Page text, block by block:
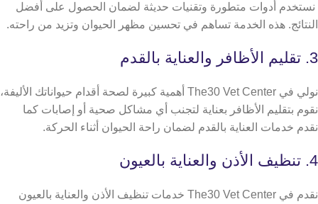
نستخدم أدوات متطورة وتقنيات حديثة لضمان الحصول على أفضل
النتائج. هذه الخدمة تساهم في تحسين مظهر الحيوان وتزيد من راحته.
3. تقليم الأظافر والعناية بالقدم
نولي في The30 Vet Center أهمية كبيرة لصحة أقدام حيواناتك الأليفة،
نقوم بتقليم الأظافر بعناية لتجنب أي مشاكل صحية أو إصابات كما
نقدم خدمات العناية بالقدم لضمان راحة الحيوان أثناء الحركة.
4. تنظيف الأذن والعناية بالعيون
نقدم في The30 Vet Center خدمات تنظيف الأذن والعناية بالعيون